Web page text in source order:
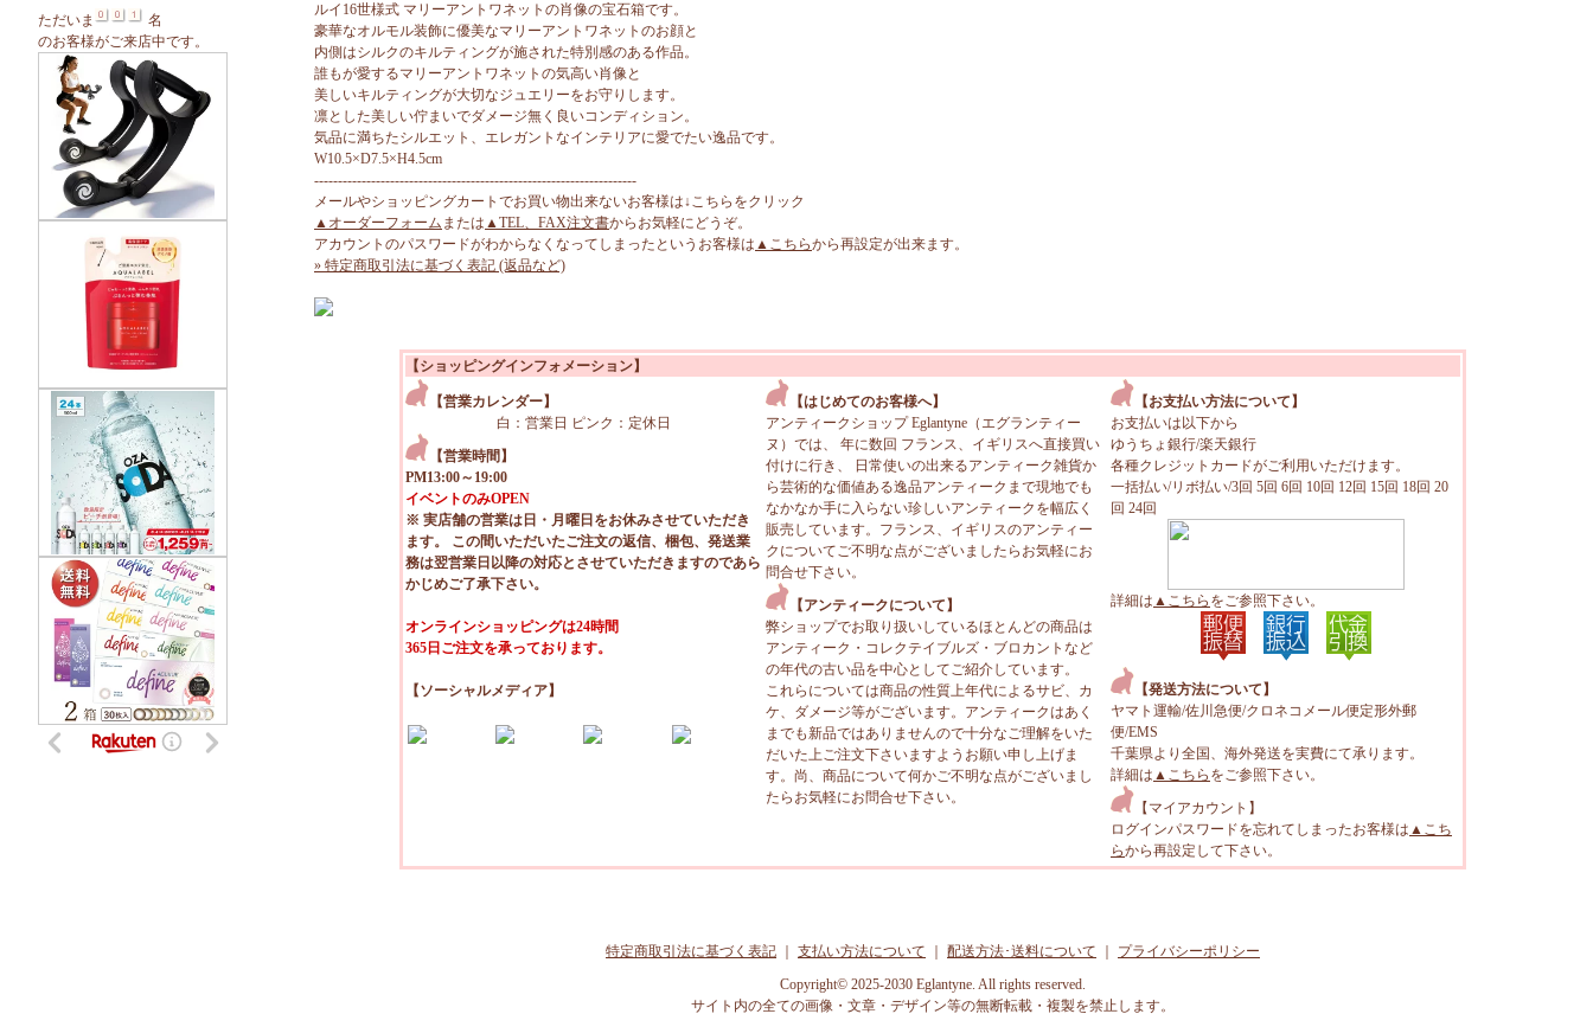
ただいま
名
のお客様がご来店中です。
ルイ16世様式 マリーアントワネットの肖像の宝石箱です。
豪華なオルモル装飾に優美なマリーアントワネットのお顔と
内側はシルクのキルティングが施された特別感のある作品。
誰もが愛するマリーアントワネットの気高い肖像と
美しいキルティングが大切なジュエリーをお守りします。
凛とした美しい佇まいでダメージ無く良いコンディション。
気品に満ちたシルエット、エレガントなインテリアに愛でたい逸品です。
W10.5×D7.5×H4.5cm
--------------------------------------------------------------------
メールやショッピングカートでお買い物出来ないお客様は↓こちらをクリック
▲オーダーフォーム または ▲TEL、FAX注文書からお気軽にどうぞ。
アカウントのパスワードがわからなくなってしまったというお客様は ▲こちらから再設定が出来ます。
» 特定商取引法に基づく表記 (返品など)
【ショッピングインフォメーション】
【営業カレンダー】
白：営業日 ピンク：定休日
【営業時間】
PM13:00～19:00
イベントのみOPEN
※ 実店舗の営業は日・月曜日をお休みさせていただき
ます。 この間いただいたご注文の返信、梱包、発送業
務は翌営業日以降の対応とさせていただきますのであら
かじめご了承下さい。
オンラインショッピングは24時間
365日ご注文を承っております。
【ソーシャルメディア】
【はじめてのお客様へ】
アンティークショップ Eglantyne（エグランティー
ヌ）では、 年に数回 フランス、イギリスへ直接買い
付けに行き、 日常使いの出来るアンティーク雑貨か
ら芸術的な価値ある逸品アンティークまで現地でも
なかなか手に入らない珍しいアンティークを幅広く
販売しています。フランス、イギリスのアンティー
クについてご不明な点がございましたらお気軽にお
問合せ下さい。
【アンティークについて】
弊ショップでお取り扱いしているほとんどの商品は
アンティーク・コレクテイブルズ・ブロカントなど
の年代の古い品を中心としてご紹介しています。
これらについては商品の性質上年代によるサビ、カ
ケ、ダメージ等がございます。アンティークはあく
までも新品ではありませんので十分なご理解をいた
だいた上ご注文下さいますようお願い申し上げま
す。尚、商品について何かご不明な点がございまし
たらお気軽にお問合せ下さい。
【お支払い方法について】
お支払いは以下から
ゆうちょ銀行/楽天銀行
各種クレジットカードがご利用いただけます。
一括払い/リボ払い/3回 5回 6回 10回 12回 15回 18回 20
回 24回
詳細は ▲こちら をご参照下さい。
【発送方法について】
ヤマト運輸/佐川急便/クロネコメール便定形外郵
便/EMS
千葉県より全国、海外発送を実費にて承ります。
詳細は ▲こちら をご参照下さい。
【マイアカウント】
ログインパスワードを忘れてしまったお客様は ▲こち
らから再設定して下さい。
特定商取引法に基づく表記 支払い方法について 配送方法･送料について
プライバシーポリシー
Copyright© 2025-2030 Eglantyne. All rights reserved.
サイト内の全ての画像・文章・デザイン等の無断転載・複製を禁止します。